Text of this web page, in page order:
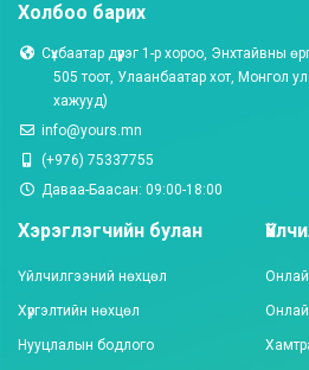
Холбоо барих
Сүхбаатар дүүрэг 1-р хороо, Энхтайвны
505 тоот, Улаанбаатар хот, Монгол
хажууд)
info@yours.mn
(+976) 75337755
Даваа-Баасан: 09:00-18:00
Хэрэглэгчийн булан
Үйлчилгээний нөхцөл
Хүргэлтийн нөхцөл
Нууцлалын бодлого